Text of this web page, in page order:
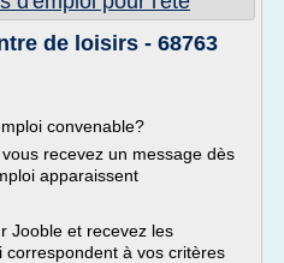
de loisirs - 68763
convenable?
recevez un message dès
apparaissent
Jooble et recevez les
à vos critères